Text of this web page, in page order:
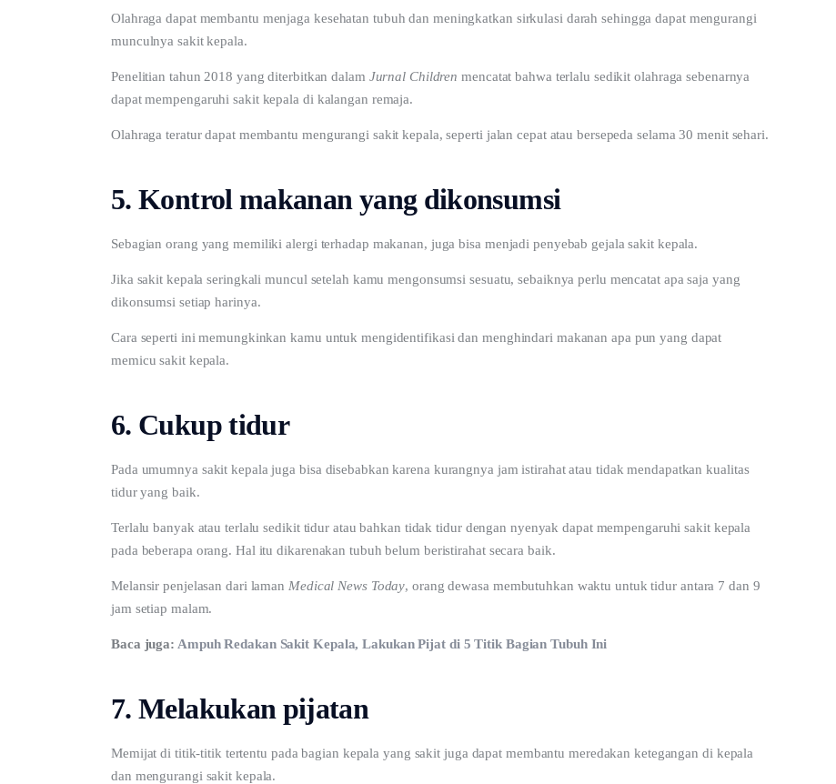
Olahraga dapat membantu menjaga kesehatan tubuh dan meningkatkan sirkulasi darah sehingga dapat mengurangi
munculnya sakit kepala.
Penelitian tahun 2018 yang diterbitkan dalam Jurnal Children mencatat bahwa terlalu sedikit olahraga sebenarnya
dapat mempengaruhi sakit kepala di kalangan remaja.
Olahraga teratur dapat membantu mengurangi sakit kepala, seperti jalan cepat atau bersepeda selama 30 menit sehari.
5. Kontrol makanan yang dikonsumsi
Sebagian orang yang memiliki alergi terhadap makanan, juga bisa menjadi penyebab gejala sakit kepala.
Jika sakit kepala seringkali muncul setelah kamu mengonsumsi sesuatu, sebaiknya perlu mencatat apa saja yang
dikonsumsi setiap harinya.
Cara seperti ini memungkinkan kamu untuk mengidentifikasi dan menghindari makanan apa pun yang dapat
memicu sakit kepala.
6. Cukup tidur
Pada umumnya sakit kepala juga bisa disebabkan karena kurangnya jam istirahat atau tidak mendapatkan kualitas
tidur yang baik.
Terlalu banyak atau terlalu sedikit tidur atau bahkan tidak tidur dengan nyenyak dapat mempengaruhi sakit kepala
pada beberapa orang. Hal itu dikarenakan tubuh belum beristirahat secara baik.
Melansir penjelasan dari laman Medical News Today, orang dewasa membutuhkan waktu untuk tidur antara 7 dan 9
jam setiap malam.
Baca juga: Ampuh Redakan Sakit Kepala, Lakukan Pijat di 5 Titik Bagian Tubuh Ini
7. Melakukan pijatan
Memijat di titik-titik tertentu pada bagian kepala yang sakit juga dapat membantu meredakan ketegangan di kepala
dan mengurangi sakit kepala.